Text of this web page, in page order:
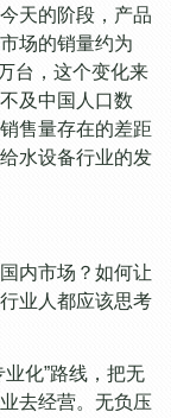
天的阶段，产品
场的销量约为
台，这个变化来
及中国人口数
售量存在的差距
水设备行业的发
内市场？如何让
业人都应该思考
化”路线，把无
去经营。无负压